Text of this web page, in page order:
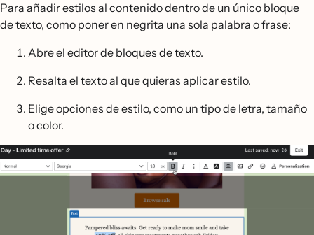
Para añadir estilos al contenido dentro de un único bloque
de texto, como poner en negrita una sola palabra o frase:
Abre el editor de bloques de texto.
Resalta el texto al que quieras aplicar estilo.
Elige opciones de estilo, como un tipo de letra, tamaño
o color.